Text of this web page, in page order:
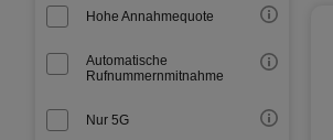
Hohe Annahmequote
Automatische
Rufnummernmitnahme
Nur 5G